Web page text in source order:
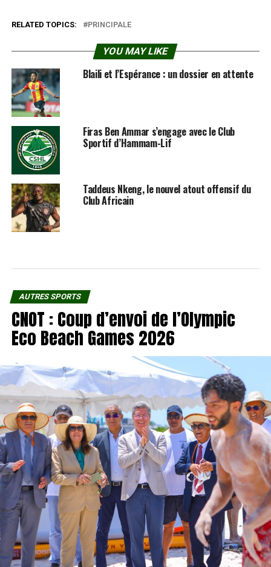
RELATED TOPICS: PRINCIPALE
YOU MAY LIKE
Blaili et l’Espérance : un dossier en attente
Firas Ben Ammar s’engage avec le Club
Sportif d’Hammam-Lif
Taddeus Nkeng, le nouvel atout offensif du
Club Africain
AUTRES SPORTS
CNOT : Coup d’envoi de l’Olympic
Eco Beach Games 2026